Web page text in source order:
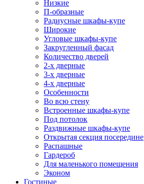
Низкие
П-образные
Радиусные шкафы-купе
Широкие
Угловые шкафы-купе
Закругленный фасад
Количество дверей
2-х дверные
3-х дверные
4-х дверные
Особенности
Во всю стену
Встроенные шкафы-купе
Под потолок
Раздвижные шкафы-купе
Открытая секция посередине
Распашные
Гардероб
Для маленького помещения
Эконом
Гостиные